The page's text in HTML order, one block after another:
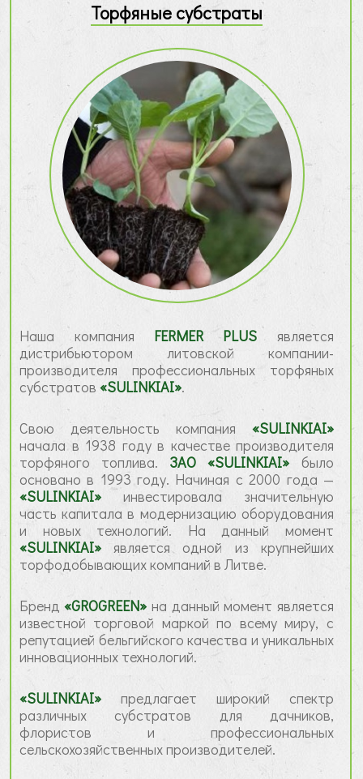
Торфяные субстраты
Наша компания FERMER PLUS является
дистрибьютором литовской компании-
производителя профессиональных торфяных
субстратов «SULINKIAI».
Cвою деятельность компания «SULINKIAI»
начала в 1938 году в качестве производителя
торфянoгo топлива. ЗАО «SULINKIAI» былo
основанo в 1993 году. Начиная с 2000 года —
«SULINKIAI» инвестировала значительную
часть капитала в модернизацию оборудования
и новых технологий. На данный момент
«SULINKIAI» является однoй из крупнейших
торфодобывающих компаний в Литве.
Бренд «GROGREEN» на данный момент является
известной торговой маркой по всему миру, с
репутацией бельгийского качества и уникальных
инновационных технологий.
«SULINKIAI» предлагает широкий спектр
различных субстратов для дачников,
флористов и профессиональных
сельскохозяйственных производителей.